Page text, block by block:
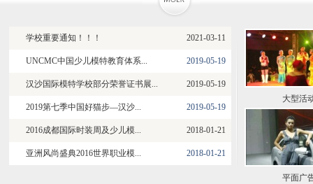
学校重要通知！！！ 2021-03-11
UNCMC中国少儿模特教育体系... 2019-05-19
汉沙国际模特学校部分荣誉证书展... 2019-05-19
2019第七季中国好猫步—汉沙... 2019-05-19
2016成都国际时装周及少儿模... 2018-01-21
亚洲风尚盛典2016世界职业模... 2018-01-21
大型活
平面广